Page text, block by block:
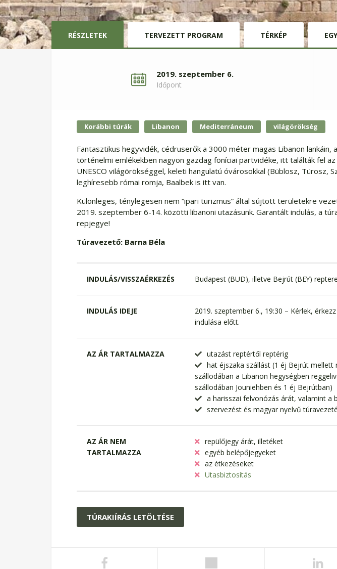
RÉSZLETEK TERVEZETT PROGRAM TÉRKÉP
2019. szeptember 6.
Időpont
Korábbi túrák Libanon Mediterráneum világörökség
Fantasztikus hegyvidék, cédruserők a 3000 méter magas Libanon
történelmi emlékekben nagyon gazdag föníciai partvidéke, itt találták fel
UNESCO világörökséggel, keleti hangulatú óvárosokkal (Büblosz, Türosz,
leghíresebb római romja, Baalbek is itt van.
Különleges, ténylegesen nem “ipari turizmus” által sújtott területekre
2019. szeptember 6-14. közötti libanoni utazásunk. Garantált indulás, a
repjegye!
Túravezető: Barna Béla
INDULÁS/VISSZAÉRKEZÉS Budapest (BUD), illetve Bejrút (BEY) reptere
INDULÁS IDEJE
2019. szeptember 6., 19:30 – Kérlek,
indulása előtt.
AZ ÁR TARTALMAZZA
utazást reptértől reptérig
hat éjszaka szállást (1 éj Bejrút mellett
szállodában a Libanon hegységben
szállodában Jouniehben és 1 éj Bejrútban)
a harisszai felvonózás árát, valamint a
szervezést és magyar nyelvű
AZ ÁR NEM
TARTALMAZZA
repülőjegy árát, illetéket
egyéb belépőjegyeket
az étkezéseket
Utasbiztosítás
TÚRAKIÍRÁS LETÖLTÉSE